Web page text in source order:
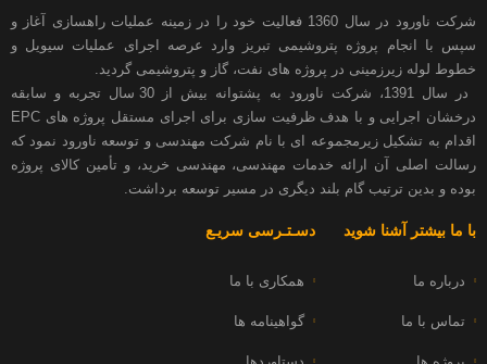
شرکت ناورود در سال 1360 فعالیت خود را در زمینه عملیات راهسازی آغاز و
پروژه پتروشیمی تبریز وارد عرصه اجرای عملیات سیویل و
در پروژه های نفت، گاز و پتروشیمی گردید.
در سال 1391، شرکت ناورود به پشتوانه بیش از 30 سال تجربه و سابقه
درخشان اجرایی و با هدف ظرفیت سازی برای اجرای مستقل پروژه های EPC
زیرمجموعه ای با نام شرکت مهندسی و توسعه ناورود نمود که
آن ارائه خدمات مهندسی، مهندسی خرید، و تأمین کالای پروژه
ترتیب گام بلند دیگری در مسیر توسعه برداشت.
آشنا شوید دسـتـرسی سریـع
همکاری با ما
گواهینامه ها